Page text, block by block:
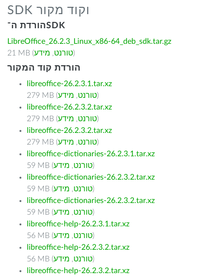
SDK וקוד מקור
הורדת ה־SDK
LibreOffice_26.2.3_Linux_x86-64_deb_sdk.tar.gz
21 MB (
טורנט, מידע )
הורדת קוד המקור
libreoffice-26.2.3.1.tar.xz
279 MB (
טורנט, מידע
)
libreoffice-26.2.3.2.tar.xz
279 MB (
טורנט, מידע
)
libreoffice-26.2.3.2.tar.xz
279 MB (
טורנט, מידע
)
libreoffice-dictionaries-26.2.3.1.tar.xz
59 MB (
טורנט, מידע
)
libreoffice-dictionaries-26.2.3.2.tar.xz
59 MB (
טורנט, מידע
)
libreoffice-dictionaries-26.2.3.2.tar.xz
59 MB (
טורנט, מידע
)
libreoffice-help-26.2.3.1.tar.xz
56 MB (
טורנט, מידע
)
libreoffice-help-26.2.3.2.tar.xz
56 MB (
טורנט, מידע
)
libreoffice-help-26.2.3.2.tar.xz